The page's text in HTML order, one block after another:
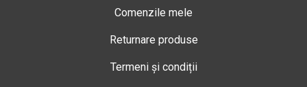
Comenzile mele
Returnare produse
Termeni și condiții